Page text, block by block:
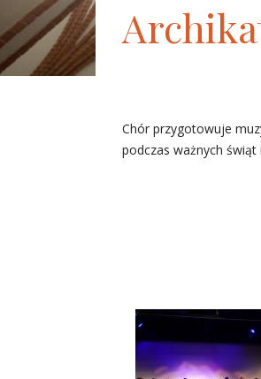
Chór przygotowuje
podczas ważnych świąt